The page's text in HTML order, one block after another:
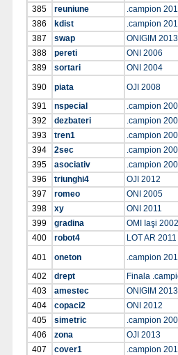
385
reuniune
.campion
386
kdist
.campion
387
swap
ONIGIM 2013
388
pereti
ONI 2006
389
sortari
ONI 2004
390
piata
OJI 2008
391
nspecial
.campion
392
dezbateri
.campion
393
tren1
.campion
394
2sec
.campion
395
asociativ
.campion
396
triunghi4
OJI 2012
397
romeo
ONI 2005
398
xy
ONI 2011
399
gradina
OMI Iaşi 2002
400
robot4
LOT AR 2011
401
oneton
.campion
402
drept
Finala
403
amestec
ONIGIM 2013
404
copaci2
ONI 2012
405
simetric
.campion
406
zona
OJI 2013
407
cover1
.campion